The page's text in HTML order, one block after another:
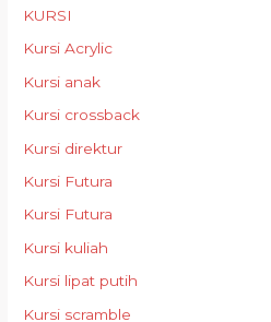
KURSI
Kursi Acrylic
Kursi anak
Kursi crossback
Kursi direktur
Kursi Futura
Kursi Futura
Kursi kuliah
Kursi lipat putih
Kursi scramble